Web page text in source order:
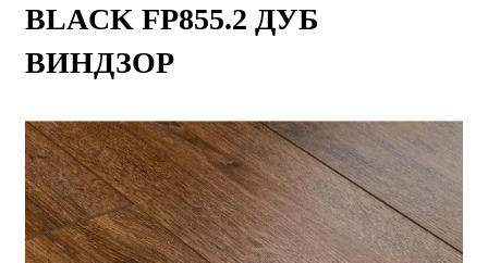
BLACK FP855.2 ДУБ
ВИНДЗОР